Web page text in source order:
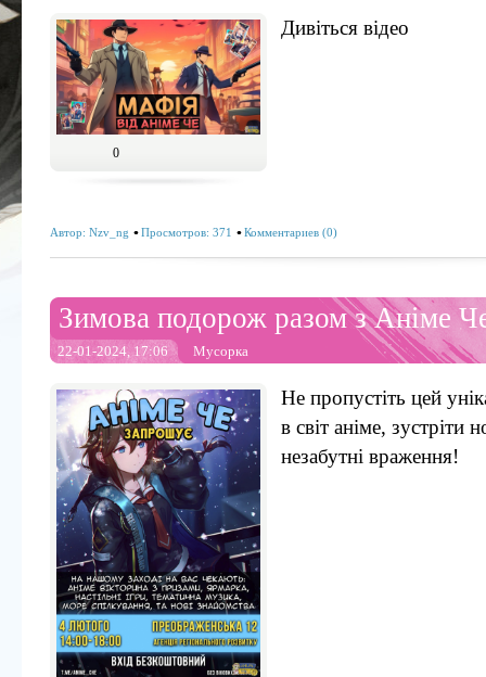
0
Дивіться відео
Автор: Nzv_ng Просмотров: 371 Комментариев (0)
Зимова подорож разом з Аніме
22-01-2024, 17:06 Мусорка
Не пропустіть цей
в світ аніме, зустріти
незабутні враження!